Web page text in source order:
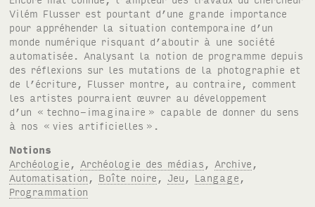
Vilém Flusser est pourtant d’une grande importance
pour appréhender la situation contemporaine d’un
monde numérique risquant d’aboutir à une société
automatisée. Analysant la notion de programme depuis
des réflexions sur les mutations de la photographie et
de l’écriture, Flusser montre, au contraire, comment
les artistes pourraient œuvrer au développement
d’un « techno-imaginaire » capable de donner du sens
à nos « vies artificielles ».
Notions
Archéologie
Archéologie des médias Archive
Automatisation
Boîte noire Jeu Langage
Programmation